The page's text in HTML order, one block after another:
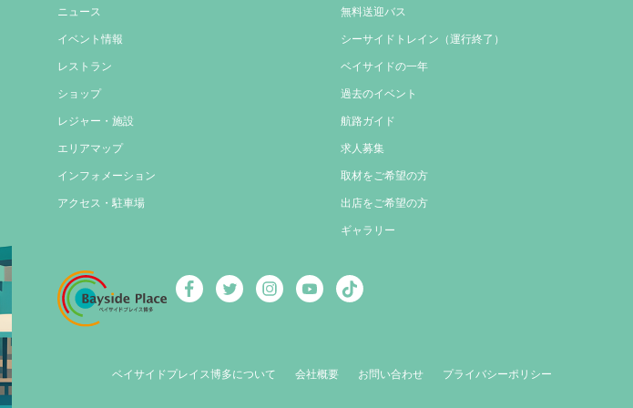
ニュース
イベント情報
レストラン
ショップ
レジャー・施設
エリアマップ
インフォメーション
アクセス・駐車場
無料送迎バス
シーサイドトレイン（運行終了）
ベイサイドの一年
過去のイベント
航路ガイド
求人募集
取材をご希望の方
出店をご希望の方
ギャラリー
ベイサイドプレイス博多について 会社概要 お問い合わせ プライバシーポリシー